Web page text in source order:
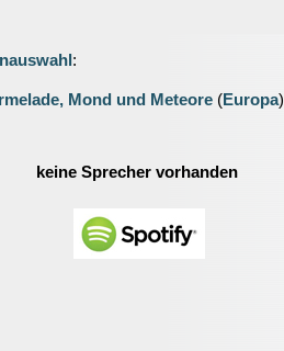
:
Mond und Meteore (Europa)
keine Sprecher vorhanden